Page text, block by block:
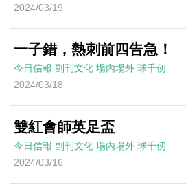
2024/03/19
一子錯，熱刺前四告急！
今日信報 副刊文化 場內場外 球千仞
2024/03/18
雙紅會師英足盃
今日信報 副刊文化 場內場外 球千仞
2024/03/16